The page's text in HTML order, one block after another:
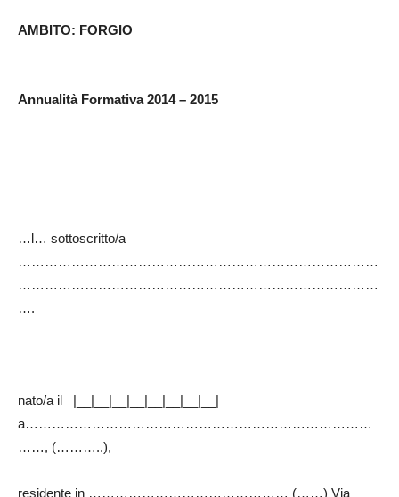
AMBITO: FORGIO
Annualità Formativa 2014 – 2015
…l… sottoscritto/a
………………………………………………………………………
………………………………………………………………………
….
nato/a il |__|__|__|__|__|__|__|__|
a……………………………………………………………………
……, (………..),
residente in ……………………………………… (……) Via